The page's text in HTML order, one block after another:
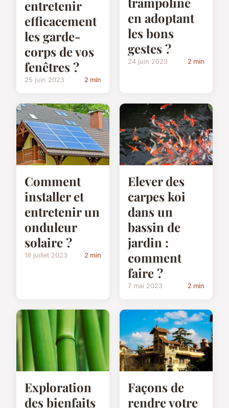
entretenir
efficacement
les garde-
corps de vos
fenêtres ?
25 juin 2023 2 min
en adoptant
les bons
gestes ?
24 juin 2023 2 min
Comment
installer et
entretenir un
onduleur
solaire ?
18 juillet 2023 2 min
Elever des
carpes koi
dans un
bassin de
jardin :
comment
faire ?
7 mai 2023 2 min
Exploration
des bienfaits
Façons de
rendre votre